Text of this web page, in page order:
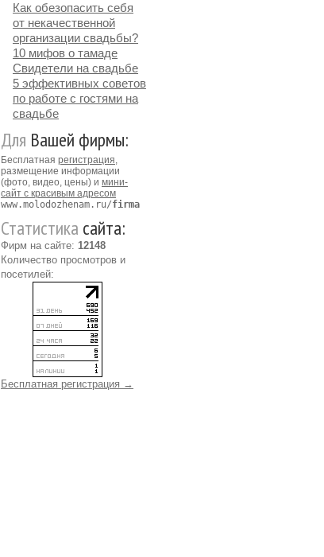
Как обезопасить себя
от некачественной
организации свадьбы?
10 мифов о тамаде
Свидетели на свадьбе
5 эффективных советов
по работе с гостями на
свадьбе
Для Вашей фирмы:
Бесплатная регистрация,
размещение информации
(фото, видео, цены) и мини-
сайт с красивым адресом
www.molodozhenam.ru/firma
Статистика сайта:
Фирм на сайте: 12148
Количество просмотров и
посетилей:
Бесплатная регистрация →